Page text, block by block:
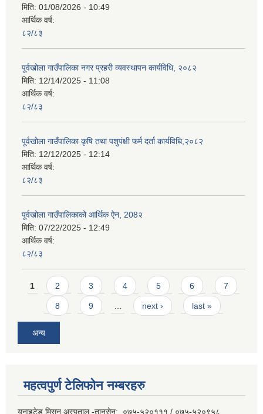
मिति: 01/08/2026 - 10:49
आर्थिक वर्ष:
८२/८३
पूर्वखोला गाउँपालिका नगर प्रहरी व्यवस्थापन कार्यविधि, २०८२
मिति: 12/14/2025 - 11:08
आर्थिक वर्ष:
८२/८३
पूर्वखोला गाउँपालिका कृषि तथा पशुपंक्षी फर्म दर्ता कार्यविधि,२०८२
मिति: 12/12/2025 - 12:14
आर्थिक वर्ष:
८२/८३
पूर्वखोला गाउँपालिकाको आर्थिक ऐन, 208२
मिति: 07/22/2025 - 12:49
आर्थिक वर्ष:
८२/८३
Pages
1 2 3 4 5 6 7
8 9 next › last »
अन्य
महत्वपुर्ण टेलिफोन नम्बरहरु
युनाइटेड मिसन अस्पताल -तानसेन: ०७५-५२०१११ / ०७५-५२०९५८